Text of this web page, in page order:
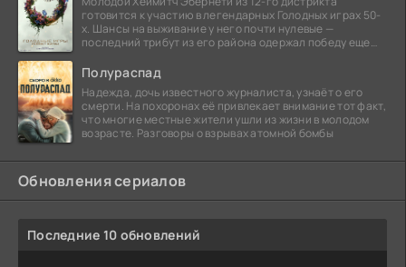
готовится к участию в легендарных Голодных играх 50-
х. Шансы на выживание у него почти нулевые —
последний трибут из его района одержал победу еще
Полураспад
Надежда, дочь известного журналиста, узнаёт о его
смерти. На похоронах её привлекает внимание тот факт,
что многие местные жители ушли из жизни в молодом
возрасте. Разговоры о взрывах атомной бомбы
Обновления сериалов
Последние 10 обновлений